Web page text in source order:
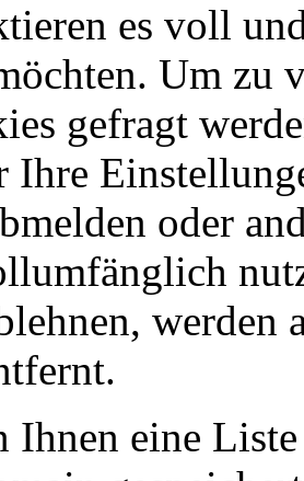
es voll
Um zu
gefragt
Ihre
oder
werden
Ihnen eine